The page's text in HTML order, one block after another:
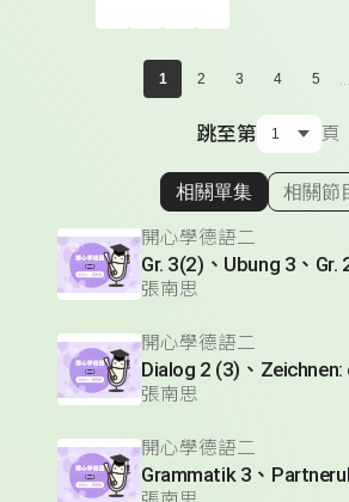
1 2 3 4 5 ...
跳至第 頁
顯示相關
相關單集 相關節
開心學德語二
Gr. 3(2)、Ubung 3、Gr.
張南思
開心學德語二
張南思
開心學德語二